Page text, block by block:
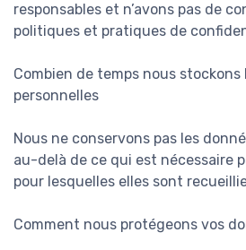
responsables et n’avons pas de
politiques et pratiques de
Combien de temps nous stockons
personnelles
Nous ne conservons pas les
au-delà de ce qui est nécessaire
pour lesquelles elles sont
Comment nous protégeons vos